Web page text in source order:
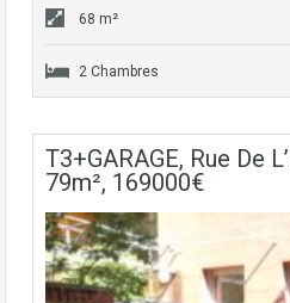
68 m²
2 Chambres
T3+GARAGE, Rue De
79m², 169000€